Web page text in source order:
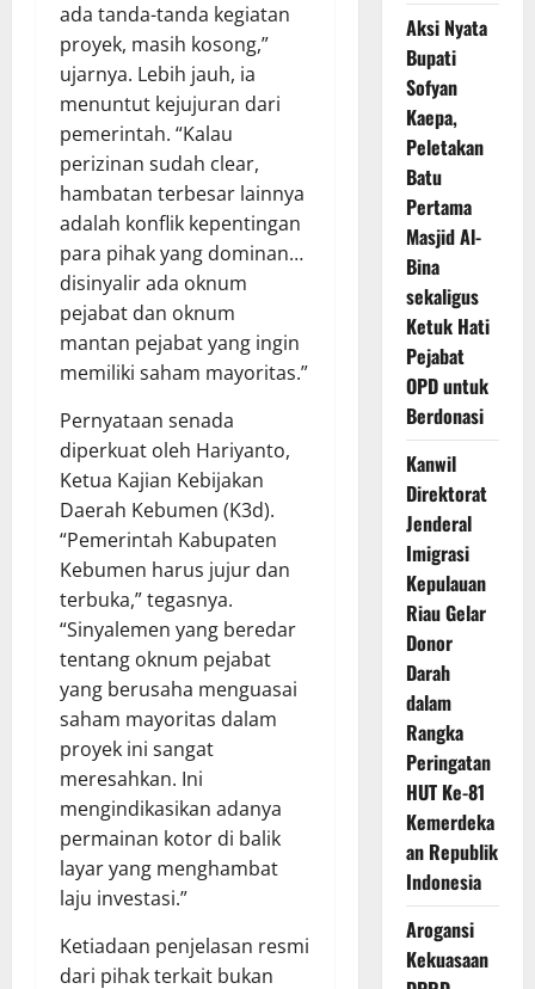
ada tanda-tanda kegiatan
proyek, masih kosong,”
ujarnya. Lebih jauh, ia
menuntut kejujuran dari
pemerintah. “Kalau
perizinan sudah clear,
hambatan terbesar lainnya
adalah konflik kepentingan
para pihak yang dominan…
disinyalir ada oknum
pejabat dan oknum
mantan pejabat yang ingin
memiliki saham mayoritas.”
Pernyataan senada
diperkuat oleh Hariyanto,
Ketua Kajian Kebijakan
Daerah Kebumen (K3d).
“Pemerintah Kabupaten
Kebumen harus jujur dan
terbuka,” tegasnya.
“Sinyalemen yang beredar
tentang oknum pejabat
yang berusaha menguasai
saham mayoritas dalam
proyek ini sangat
meresahkan. Ini
mengindikasikan adanya
permainan kotor di balik
layar yang menghambat
laju investasi.”
Ketiadaan penjelasan resmi
dari pihak terkait bukan
Aksi Nyata
Bupati
Sofyan
Kaepa,
Peletakan
Batu
Pertama
Masjid Al-
Bina
sekaligus
Ketuk Hati
Pejabat
OPD untuk
Berdonasi
Kanwil
Direktorat
Jenderal
Imigrasi
Kepulauan
Riau Gelar
Donor
Darah
dalam
Rangka
Peringatan
HUT Ke-81
Kemerdeka
an Republik
Indonesia
Arogansi
Kekuasaan